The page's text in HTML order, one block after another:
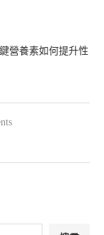
營養素如何提升性